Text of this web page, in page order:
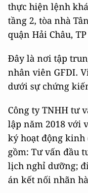
thực hiện lệnh
tầng 2, tòa nhà
quận Hải Châu,
Đây là nơi tập
nhân viên GFDI.
dưới sự chứng
Công ty TNHH tư
lập năm 2018 với
ký hoạt động
gồm: Tư vấn đầu
lịch nghỉ dưỡng;
án kết nối nhãn